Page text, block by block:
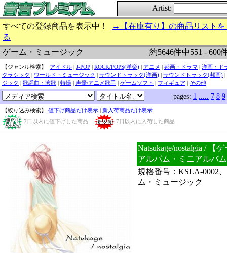
Artist:
すべての登録商品を表示中！
→【在庫有り】の商品リストを
る
ゲーム・ミュージック
約5646件中551 - 600
【ジャンル検索】 アイドル | J-POP | ROCK/POPS(洋楽) | アニメ | 邦画・ドラマ | 洋画・ド
クラシック | ワールド・ミュージック | サウンドトラック(洋画) | サウンドトラック(邦画) |
ジック | 歌謡曲・演歌 | 特撮 | 声優/アニメ歌手 | ゲームソフト | フィギュア | その他
pages: 1 ..... 7 8 9
【絞り込み検索】 値下げ商品だけ表示 | 新入荷商品だけ表示
7日以内に値下げした商品
7日以内に入荷した商品
Natsukage/nostalgia / 【
アルバム・ミニアルバ
規格番号：KSLA-0002
ム・ミュージック